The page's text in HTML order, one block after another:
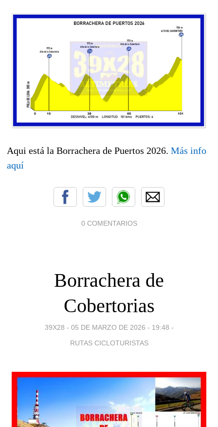
Aqui está la Borrachera de Puertos 2026. Más info
aquí
0 COMENTARIOS
Borrachera de
Cobertorias
39X28 - 05 DE MARZO DE 2026 - 19:48 -
RUTAS CICLOTURISTAS